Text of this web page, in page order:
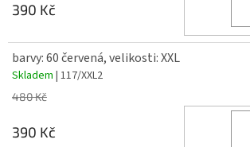
390 Kč
barvy: 60 červená, velikosti: XXL
Skladem | 117/XXL2
480 Kč
390 Kč